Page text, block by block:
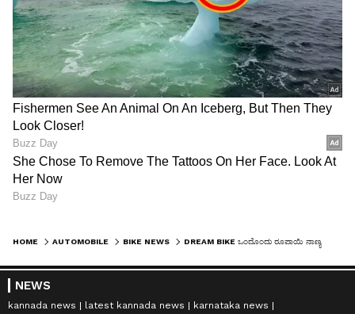
HOME AUTOMOBILE BIKE NEWS
NEWS
kannada news latest kannada news
karnataka news